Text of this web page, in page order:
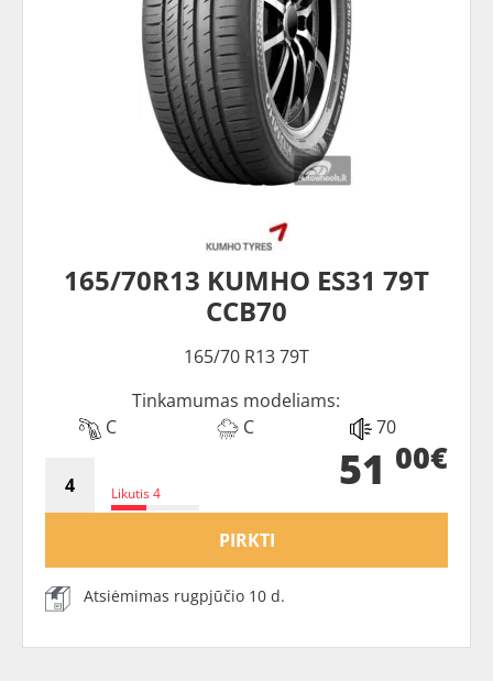
165/70R13 KUMHO ES31 79T
CCB70
165/70 R13 79T
Tinkamumas modeliams:
C
C 70
Likutis 4 51 00€
PIRKTI
Atsiėmimas rugpjūčio 10 d.